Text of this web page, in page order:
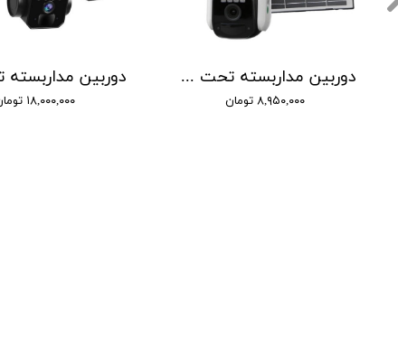
۱۸,۰۰۰,۰۰۰ تومان
دوربین مداربسته تحت شبکه سیمکارتی اوکم مدل دو مگاپیکسل کد SS2
۸,۹۵۰,۰۰۰ تومان